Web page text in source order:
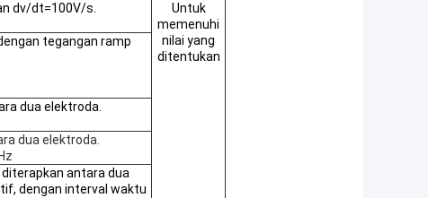
dv/dt=100V/s.
Untuk
memenuhi
nilai yang
ditentukan
tegangan ramp
dua elektroda.
dua elektroda.
antara dua
dengan interval waktu